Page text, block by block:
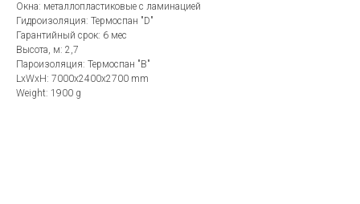
Окна: металлопластиковые с ламинацией
Гидроизоляция: Термоспан "D"
Гарантийный срок: 6 мес
Высота, м: 2,7
Пароизоляция: Термоспан "В"
LxWxH: 7000x2400x2700 mm
Weight: 1900 g